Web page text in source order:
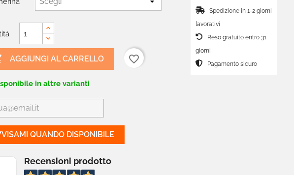
AGGIUNGI AL CARRELLO favorite_border
in altre varianti
QUANDO DISPONIBILE
Spedizione in 1-2 giorni
lavorativi
Reso gratuito entro 31
giorni
Pagamento sicuro
Recensioni prodotto